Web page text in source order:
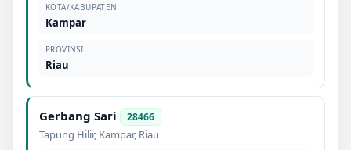
KOTA/KABUPATEN
Kampar
PROVINSI
Riau
Gerbang Sari 28466
Tapung Hilir, Kampar, Riau